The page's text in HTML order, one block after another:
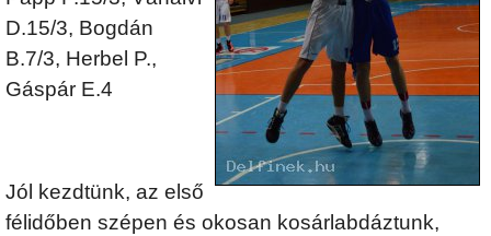
D.15/3, Bogdán
B.7/3, Herbel P.,
Gáspár E.4
Jól kezdtünk, az első
félidőben szépen és okosan kosárlabdáztunk,